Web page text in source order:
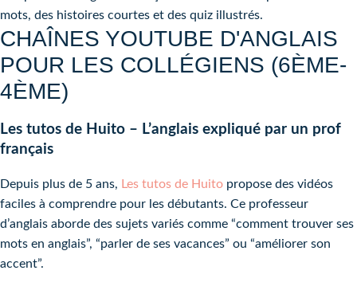
mots, des histoires courtes et des quiz illustrés.
CHAÎNES YOUTUBE D'ANGLAIS
POUR LES COLLÉGIENS (6ÈME-
4ÈME)
Les tutos de Huito – L’anglais expliqué par un prof
français
Depuis plus de 5 ans, Les tutos de Huito propose des vidéos
faciles à comprendre pour les débutants. Ce professeur
d’anglais aborde des sujets variés comme “comment trouver ses
mots en anglais”, “parler de ses vacances” ou “améliorer son
accent”.